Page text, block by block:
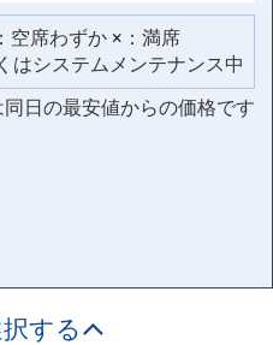
席わずか ×：満席
はシステムメンテナンス中
同日の最安値からの価格です
する